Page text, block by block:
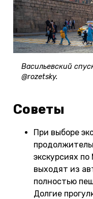
Васильевский
@rozetsky.
Советы
При выборе
экскурсиях
выходят из
полностью
Долгие